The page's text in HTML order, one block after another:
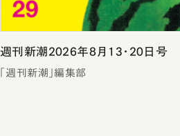
週刊新潮2026年8月13・20日号
「週刊新潮」編集部